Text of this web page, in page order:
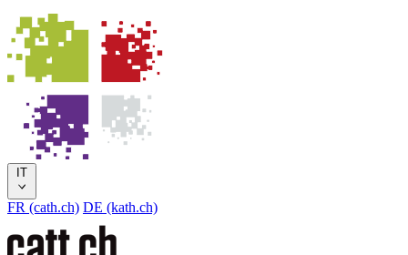
IT
FR (cath.ch) DE (kath.ch)